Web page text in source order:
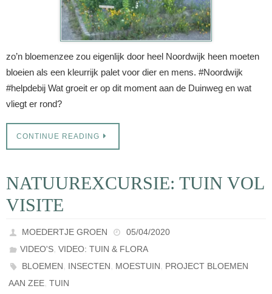
zo’n bloemenzee zou eigenlijk door heel Noordwijk heen moeten
bloeien als een kleurrijk palet voor dier en mens. #Noordwijk
#helpdebij Wat groeit er op dit moment aan de Duinweg en wat
vliegt er rond?
CONTINUE READING
NATUUREXCURSIE: TUIN VOL
VISITE
MOEDERTJE GROEN
05/04/2020
VIDEO'S,VIDEO: TUIN & FLORA
BLOEMEN, INSECTEN, MOESTUIN, PROJECT BLOEMEN
AAN ZEE, TUIN